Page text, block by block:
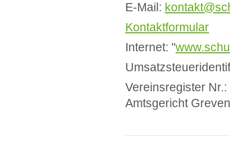
E-Mail:
Kontaktformular
Internet: "
Vereinsregister
Amtsgericht